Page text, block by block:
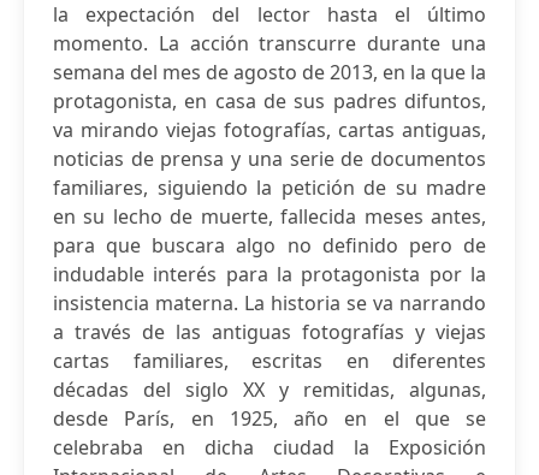
la expectación del lector hasta el último
momento. La acción transcurre durante una
semana del mes de agosto de 2013, en la que la
protagonista, en casa de sus padres difuntos,
va mirando viejas fotografías, cartas antiguas,
noticias de prensa y una serie de documentos
familiares, siguiendo la petición de su madre
en su lecho de muerte, fallecida meses antes,
para que buscara algo no definido pero de
indudable interés para la protagonista por la
insistencia materna. La historia se va narrando
a través de las antiguas fotografías y viejas
cartas familiares, escritas en diferentes
décadas del siglo XX y remitidas, algunas,
desde París, en 1925, año en el que se
celebraba en dicha ciudad la Exposición